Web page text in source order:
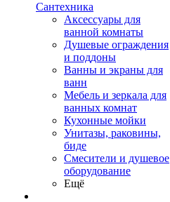
Сантехника
Аксессуары для
ванной комнаты
Душевые ограждения
и поддоны
Ванны и экраны для
ванн
Мебель и зеркала для
ванных комнат
Кухонные мойки
Унитазы, раковины,
биде
Смесители и душевое
оборудование
Ещё